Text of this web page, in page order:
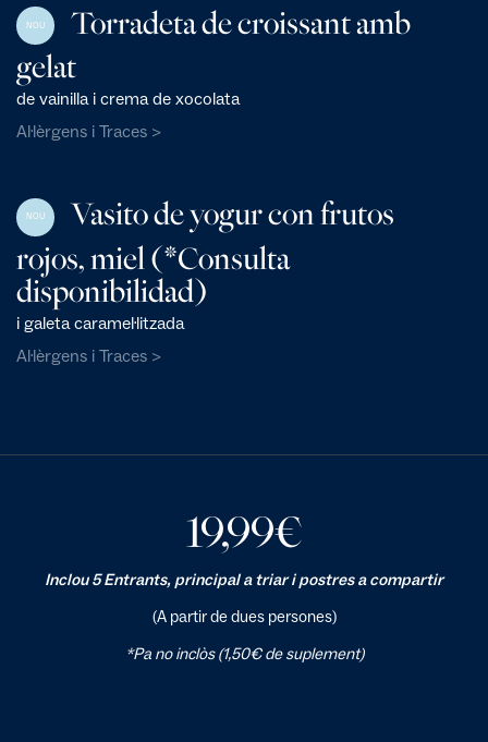
NOU
Torradeta de croissant amb
gelat
de vainilla i crema de xocolata
Al·lèrgens i Traces >
NOU
Vasito de yogur con frutos
rojos, miel (*Consulta
disponibilidad)
i galeta caramel·litzada
Al·lèrgens i Traces >
19,99€
Inclou 5 Entrants, principal a triar i postres a compartir
(A partir de dues persones)
*Pa no inclòs (1,50€ de suplement)